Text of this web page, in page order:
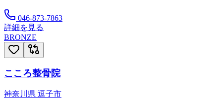
046-873-7863
詳細を見る
BRONZE
こころ整骨院
神奈川県 逗子市